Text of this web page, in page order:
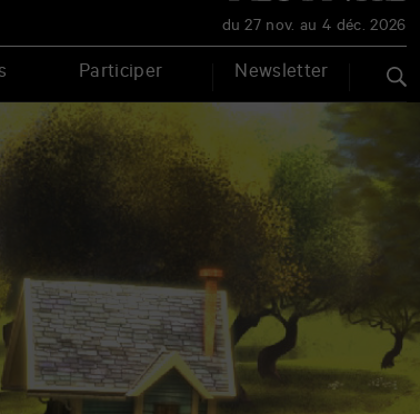
du 27 nov. au 4 déc. 2026
Participer Newsletter